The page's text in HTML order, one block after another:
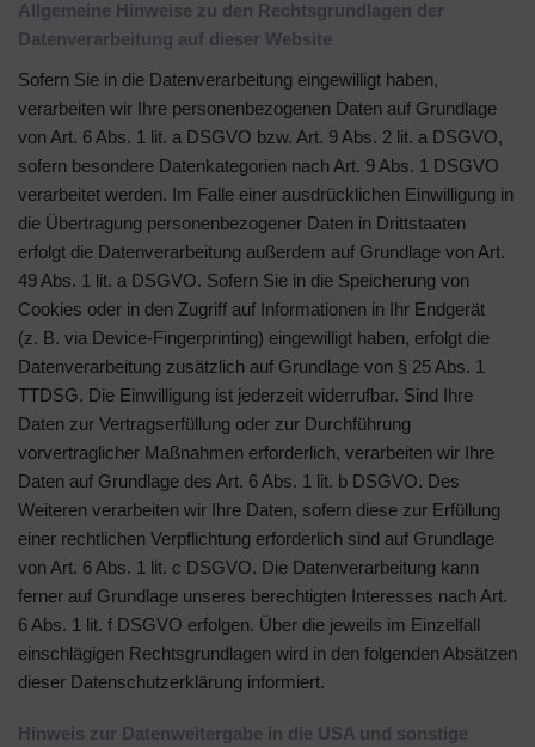
Allgemeine Hinweise zu den Rechtsgrundlagen der
Datenverarbeitung auf dieser Website
Sofern Sie in die Datenverarbeitung eingewilligt haben,
verarbeiten wir Ihre personenbezogenen Daten auf Grundlage
von Art. 6 Abs. 1 lit. a DSGVO bzw. Art. 9 Abs. 2 lit. a DSGVO,
sofern besondere Datenkategorien nach Art. 9 Abs. 1 DSGVO
verarbeitet werden. Im Falle einer ausdrücklichen Einwilligung in
die Übertragung personenbezogener Daten in Drittstaaten
erfolgt die Datenverarbeitung außerdem auf Grundlage von Art.
49 Abs. 1 lit. a DSGVO. Sofern Sie in die Speicherung von
Cookies oder in den Zugriff auf Informationen in Ihr Endgerät
(z. B. via Device-Fingerprinting) eingewilligt haben, erfolgt die
Datenverarbeitung zusätzlich auf Grundlage von § 25 Abs. 1
TTDSG. Die Einwilligung ist jederzeit widerrufbar. Sind Ihre
Daten zur Vertragserfüllung oder zur Durchführung
vorvertraglicher Maßnahmen erforderlich, verarbeiten wir Ihre
Daten auf Grundlage des Art. 6 Abs. 1 lit. b DSGVO. Des
Weiteren verarbeiten wir Ihre Daten, sofern diese zur Erfüllung
einer rechtlichen Verpflichtung erforderlich sind auf Grundlage
von Art. 6 Abs. 1 lit. c DSGVO. Die Datenverarbeitung kann
ferner auf Grundlage unseres berechtigten Interesses nach Art.
6 Abs. 1 lit. f DSGVO erfolgen. Über die jeweils im Einzelfall
einschlägigen Rechtsgrundlagen wird in den folgenden Absätzen
dieser Datenschutzerklärung informiert.
Hinweis zur Datenweitergabe in die USA und sonstige